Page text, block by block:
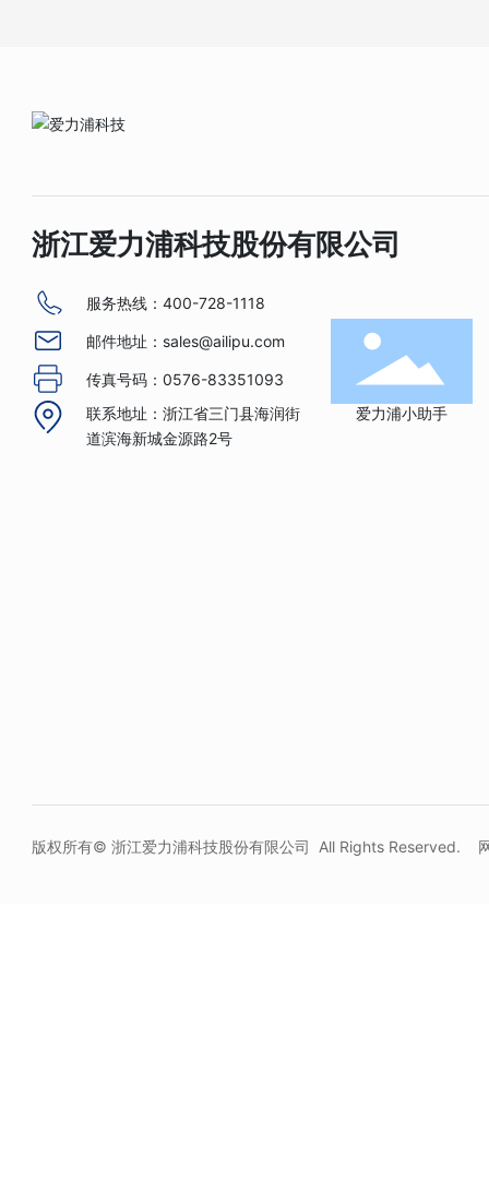
浙江爱力浦科技股份有限公司
服务热线： 400-728-1118
邮件地址： sales@ailipu.com
传真号码： 0576-83351093
联系地址：浙江省三门县海润街
道滨海新城金源路2号
爱力浦小助手
版权所有© 浙江爱力浦科技股份有限公司 All Rights Reserved.